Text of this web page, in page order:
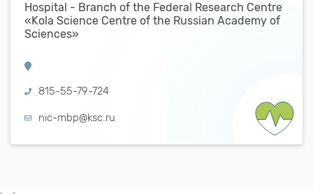
Hospital - Branch of the Federal Research Centre
«Kola Science Centre of the Russian Academy of
Sciences»
815-55-79-724
nic-mbp@ksc.ru